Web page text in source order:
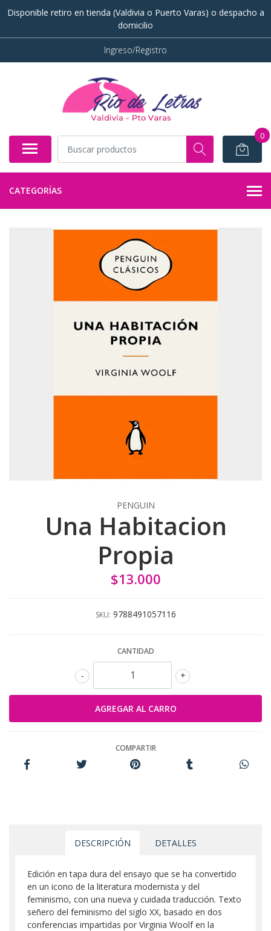
Disponible retiro en tienda (Valdivia o Puerto Varas) o despacho a
domicilio
Ingreso/Registro
0
CATEGORÍAS
PENGUIN
Una Habitacion
Propia
$13.000
SKU: 9788491057116
CANTIDAD
+
-
COMPARTIR
DESCRIPCIÓN DETALLES
Edición en tapa dura del ensayo que se ha convertido
en un icono de la literatura modernista y del
feminismo, con una nueva y cuidada traducción. Texto
señero del feminismo del siglo XX, basado en dos
conferencias impartidas por Virginia Woolf en la